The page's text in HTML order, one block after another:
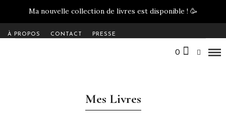
Ma nouvelle collection de livres est disponible ! 🥳
À PROPOS CONTACT PRESSE
0
Mes Livres